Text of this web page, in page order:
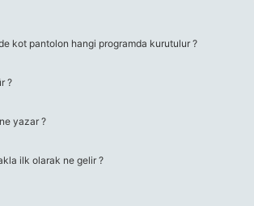
kot pantolon hangi programda kurutulur ?
?
yazar ?
ilk olarak ne gelir ?